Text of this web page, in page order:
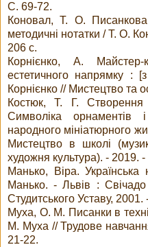
С. 69-72.
Коновал, Т. О.
методичні нотатки / Т. О.
206 с.
Корнієнко, А.
естетичного напрямку :
Корнієнко // Мистецтво та
Костюк, Т. Г. Створення
Символіка
народного мініатюрного
Мистецтво в школі
художня культура). - 2019.
Манько, Віра.
Манько. - Львів :
Студитського Уставу, 2001.
Муха, О. М. Писанки в
М. Муха // Трудове
21-22.